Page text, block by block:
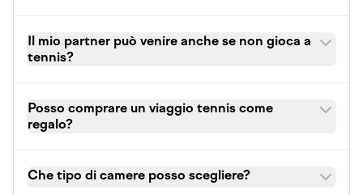
Il mio partner può venire anche se non gioca a
tennis?
Posso comprare un viaggio tennis come
regalo?
Che tipo di camere posso scegliere?